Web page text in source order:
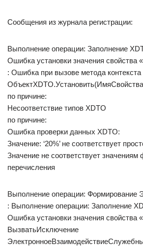
Сообщения из журнала регистрации:
Выполнение операции: Заполнение
Ошибка установки значения свойства
: Ошибка при вызове метода контекста
по причине:
Несоответствие типов XDTO
по причине:
Ошибка проверки данных XDTO:
Значение: ‘20%’ не соответствует
Значение не соответствует значениям
перечисления
Выполнение операции: Формирование
: Выполнение операции: Заполнение
Ошибка установки значения свойства
ВызватьИсключение